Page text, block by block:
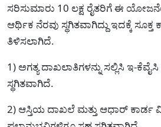
ಸರಿಸುಮಾರು 10 ಲಕ್ಷ ರೈತರಿಗೆ ಈ
ಆರ್ಥಿಕ ನೆರವು ಸ್ಥಗಿತವಾಗಿದ್ದು ಇದಕ್ಕೆ
ತಿಳಿಸಲಾಗಿದೆ.
1) ಅಗತ್ಯ ದಾಖಲಾತಿಗಳನ್ನು ಸಲ್ಲಿಸಿ ಇ-
ಸ್ಥಗಿತವಾಗಿದೆ.
2) ಆಸ್ತಿಯ ದಾಖಲೆ ಮತ್ತು ಆಧಾರ್ ಕಾರ್ಡ